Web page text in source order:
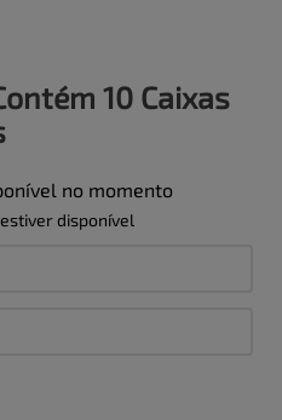
10 Caixas
no momento
disponível